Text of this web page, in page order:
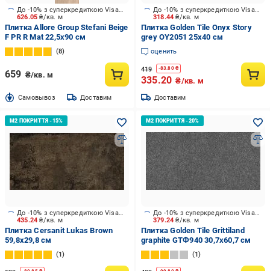
626.05₴/кв. м
До -10% з суперкредиткою Visa Вигода
Плитка Allore Group Stefani Beige
F PR R Mat 22,5x90 см
8
659 ₴/кв. м
Cамовывоз Доставим
318.44₴/кв. м
До -10% з суперкредиткою Visa Вигода
Плитка Golden Tile Onyx Story
grey OY2051 25х40 см
оценить
419 -83.80₴
335.20 ₴/кв. м
Доставим
435.24₴/кв. м
До -10% з суперкредиткою Visa Вигода
Плитка Cersanit Lukas Brown
59,8x29,8 см
1
379.24₴/кв. м
До -10% з суперкредиткою Visa Вигода
Плитка Golden Tile Grittiland
graphite GTФ940 30,7x60,7 см
1